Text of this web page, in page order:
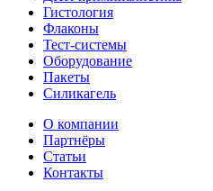
Гистология
Флаконы
Тест-системы
Оборудование
Пакеты
Силикагель
О компании
Партнёры
Статьи
Контакты